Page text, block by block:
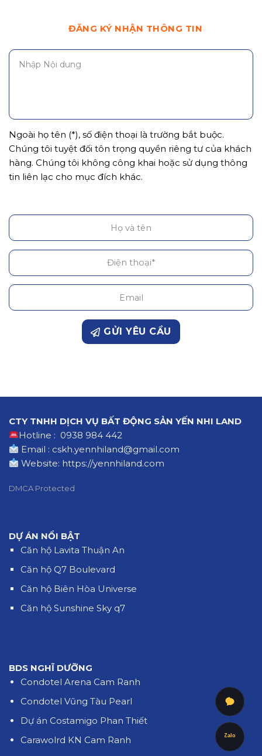
ĐĂNG KÝ NHẬN THÔNG TIN
Ngoài họ tên (*), số điện thoại là trường bắt buộc.
Chúng tôi tuyệt đối tôn trọng quyền riêng tư của khách
hàng. Chúng tôi không công khai hoặc sử dụng thông
tin liên lạc cho mục đích khác.
GỬI YÊU CẦU
CTY TNHH DỊCH VỤ BẤT ĐỘNG SẢN YẾN NHI LAND
Hotline : 0938 984 442
Email : cskh.yennhiland@gmail.com
Website: https://yennhiland.com
DMCA Protected
DỰ ÁN NỔI BẬT
Căn hộ Lavita Thuận An
Căn hộ Q7 Boulevard
Căn hộ Biên Hòa Universe
Căn hộ Sunshine Sky q7
BDS NGHĨ DƯỠNG
Condotel Arena Cam Ranh
Condotel Vũng Tàu Pearl
Dự án Costamigo Phan Thiết
Carawolrd KN Cam Ranh
Zalo